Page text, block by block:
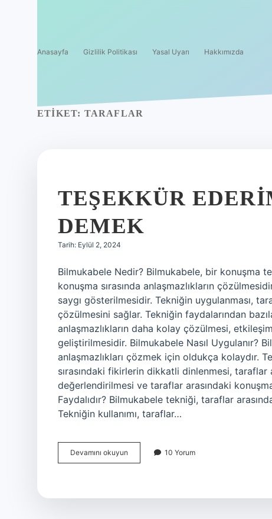
Anasayfa Gizlilik Politikası Yasal Uyarı Hakkımızda
ETIKET: TARAFLAR
TEŞEKKÜR
DEMEK
Tarih: Eylül 2, 2024
Bilmukabele Nedir? Bilmukabele, bir konuşma
konuşma sırasında anlaşmazlıkların
saygı gösterilmesidir. Tekniğin uygulanması,
çözülmesini sağlar. Tekniğin faydalarından
anlaşmazlıkların daha kolay çözülmesi,
geliştirilmesidir. Bilmukabele Nasıl Uygulanır?
anlaşmazlıkları çözmek için oldukça kolaydır.
sırasındaki fikirlerin dikkatli dinlenmesi, taraflar
değerlendirilmesi ve taraflar arasındaki
Faydalıdır? Bilmukabele tekniği, taraflar
Tekniğin kullanımı, taraflar…
Devamını okuyun Teşekkür
ederim
10 Yorum